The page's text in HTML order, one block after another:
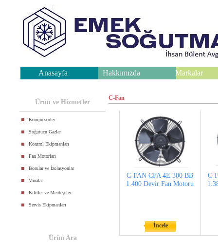
Anasayfa Hakkımızda Markalar
Ürün ve Hizmetler
Kompresörler
Soğutucu Gazlar
Kontrol Ekipmanları
Fan Motorları
Borular ve İzolasyonlar
Vanalar
Kilitler ve Menteşeler
Servis Ekipmanları
Ürün Ara
C-Fan
C-FAN CFA 4E 300 BB
1.400 Devir Fan Motoru
İncele
C-